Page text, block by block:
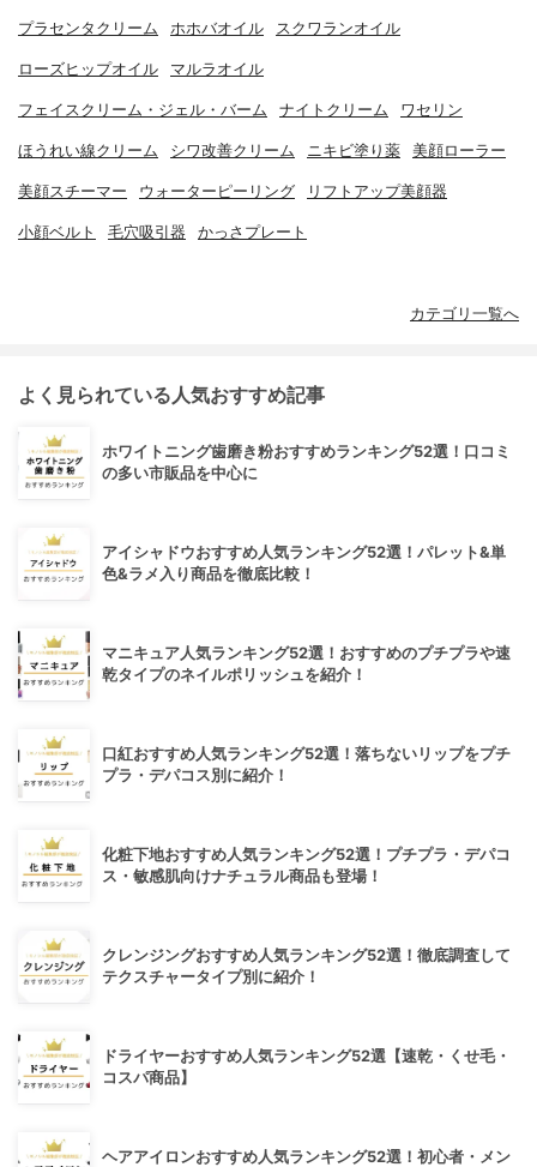
プラセンタクリーム ホホバオイル スクワランオイル
ローズヒップオイル マルラオイル
フェイスクリーム・ジェル・バーム ナイトクリーム ワセリン
ほうれい線クリーム シワ改善クリーム ニキビ塗り薬 美顔ローラー
美顔スチーマー ウォーターピーリング リフトアップ美顔器
小顔ベルト 毛穴吸引器 かっさプレート
カテゴリ一覧へ
よく見られている人気おすすめ記事
ホワイトニング歯磨き粉おすすめランキング52選！口コミ
の多い市販品を中心に
アイシャドウおすすめ人気ランキング52選！パレット&単
色&ラメ入り商品を徹底比較！
マニキュア人気ランキング52選！おすすめのプチプラや速
乾タイプのネイルポリッシュを紹介！
口紅おすすめ人気ランキング52選！落ちないリップをプチ
プラ・デパコス別に紹介！
化粧下地おすすめ人気ランキング52選！プチプラ・デパコ
ス・敏感肌向けナチュラル商品も登場！
クレンジングおすすめ人気ランキング52選！徹底調査して
テクスチャータイプ別に紹介！
ドライヤーおすすめ人気ランキング52選【速乾・くせ毛・
コスパ商品】
ヘアアイロンおすすめ人気ランキング52選！初心者・メン